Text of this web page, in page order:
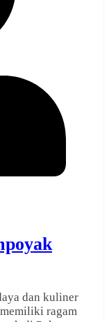
dan kuliner
ragam